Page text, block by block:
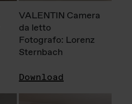
VALENTIN Camera
da letto
Fotografo: Lorenz
Sternbach
Download